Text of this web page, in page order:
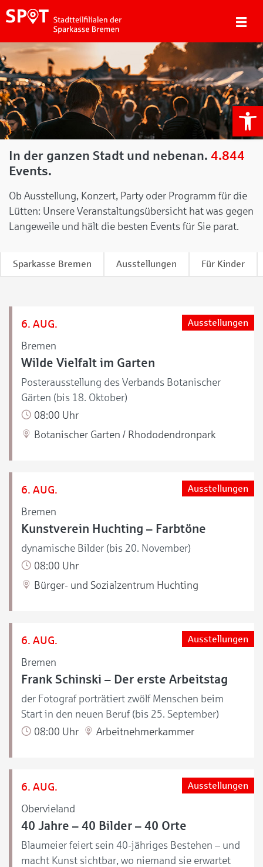
In der ganzen Stadt und nebenan. 4.844
Events.
Ob Ausstellung, Konzert, Party oder Programm für die
Lütten: Unsere Veranstaltungsübersicht hat was gegen
Langeweile und hält die besten Events für Sie parat.
Sparkasse Bremen Ausstellungen Für Kinder
6. AUG.
Bremen
Ausstellungen
Wilde Vielfalt im Garten
Posterausstellung des Verbands Botanischer
Gärten (bis 18. Oktober)
08:00 Uhr
Botanischer Garten / Rhododendronpark
6. AUG.
Bremen
Ausstellungen
Kunstverein Huchting – Farbtöne
dynamische Bilder (bis 20. November)
08:00 Uhr
Bürger- und Sozialzentrum Huchting
6. AUG.
Bremen
Ausstellungen
Frank Schinski – Der erste Arbeitstag
der Fotograf porträtiert zwölf Menschen beim
Start in den neuen Beruf (bis 25. September)
08:00 Uhr
Arbeitnehmerkammer
6. AUG.
Obervieland
Ausstellungen
40 Jahre – 40 Bilder – 40 Orte
Blaumeier feiert sein 40-jähriges Bestehen – und
macht Kunst sichtbar, wo niemand sie erwartet